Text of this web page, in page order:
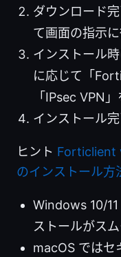
ダウンロード
て画面の指示に
インストール
に応じて「
「IPsec VPN
インストール
ヒント Forticlient
のインストール方
Windows 10/
ストールがスム
macOS ではセ